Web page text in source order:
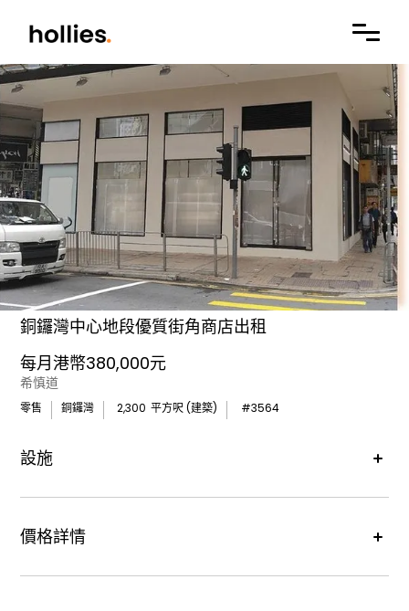
銅鑼灣中心地段優質街角商店出租
每月港幣380,000元
希慎道
零售 銅鑼灣 2,300 平方呎 (建築) #3564
設施
價格詳情
租金價格 : 每月港幣380,000元